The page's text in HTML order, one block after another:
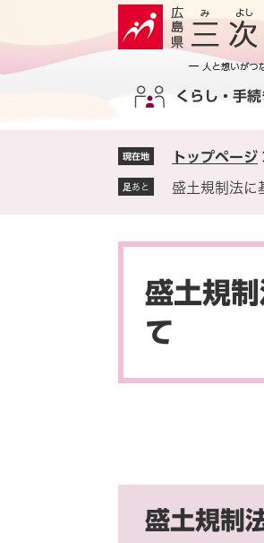
の
ー
くらし・手続
現在地 トップページ
足あと 盛土規制法に
盛土規
て
盛土規制